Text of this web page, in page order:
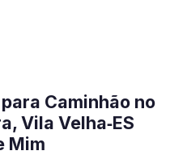
Caminhão no
Vila Velha‑ES
Mim